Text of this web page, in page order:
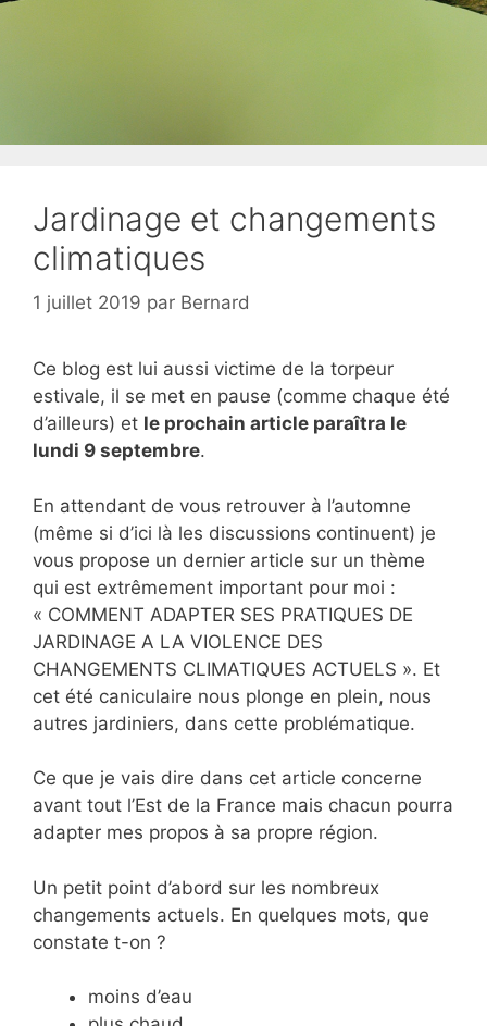
Jardinage et changements
climatiques
1 juillet 2019 par Bernard
Ce blog est lui aussi victime de la torpeur
estivale, il se met en pause (comme chaque été
d’ailleurs) et le prochain article paraîtra le
lundi 9 septembre.
En attendant de vous retrouver à l’automne
(même si d’ici là les discussions continuent) je
vous propose un dernier article sur un thème
qui est extrêmement important pour moi :
« COMMENT ADAPTER SES PRATIQUES DE
JARDINAGE A LA VIOLENCE DES
CHANGEMENTS CLIMATIQUES ACTUELS ». Et
cet été caniculaire nous plonge en plein, nous
autres jardiniers, dans cette problématique.
Ce que je vais dire dans cet article concerne
avant tout l’Est de la France mais chacun pourra
adapter mes propos à sa propre région.
Un petit point d’abord sur les nombreux
changements actuels. En quelques mots, que
constate t-on ?
moins d’eau